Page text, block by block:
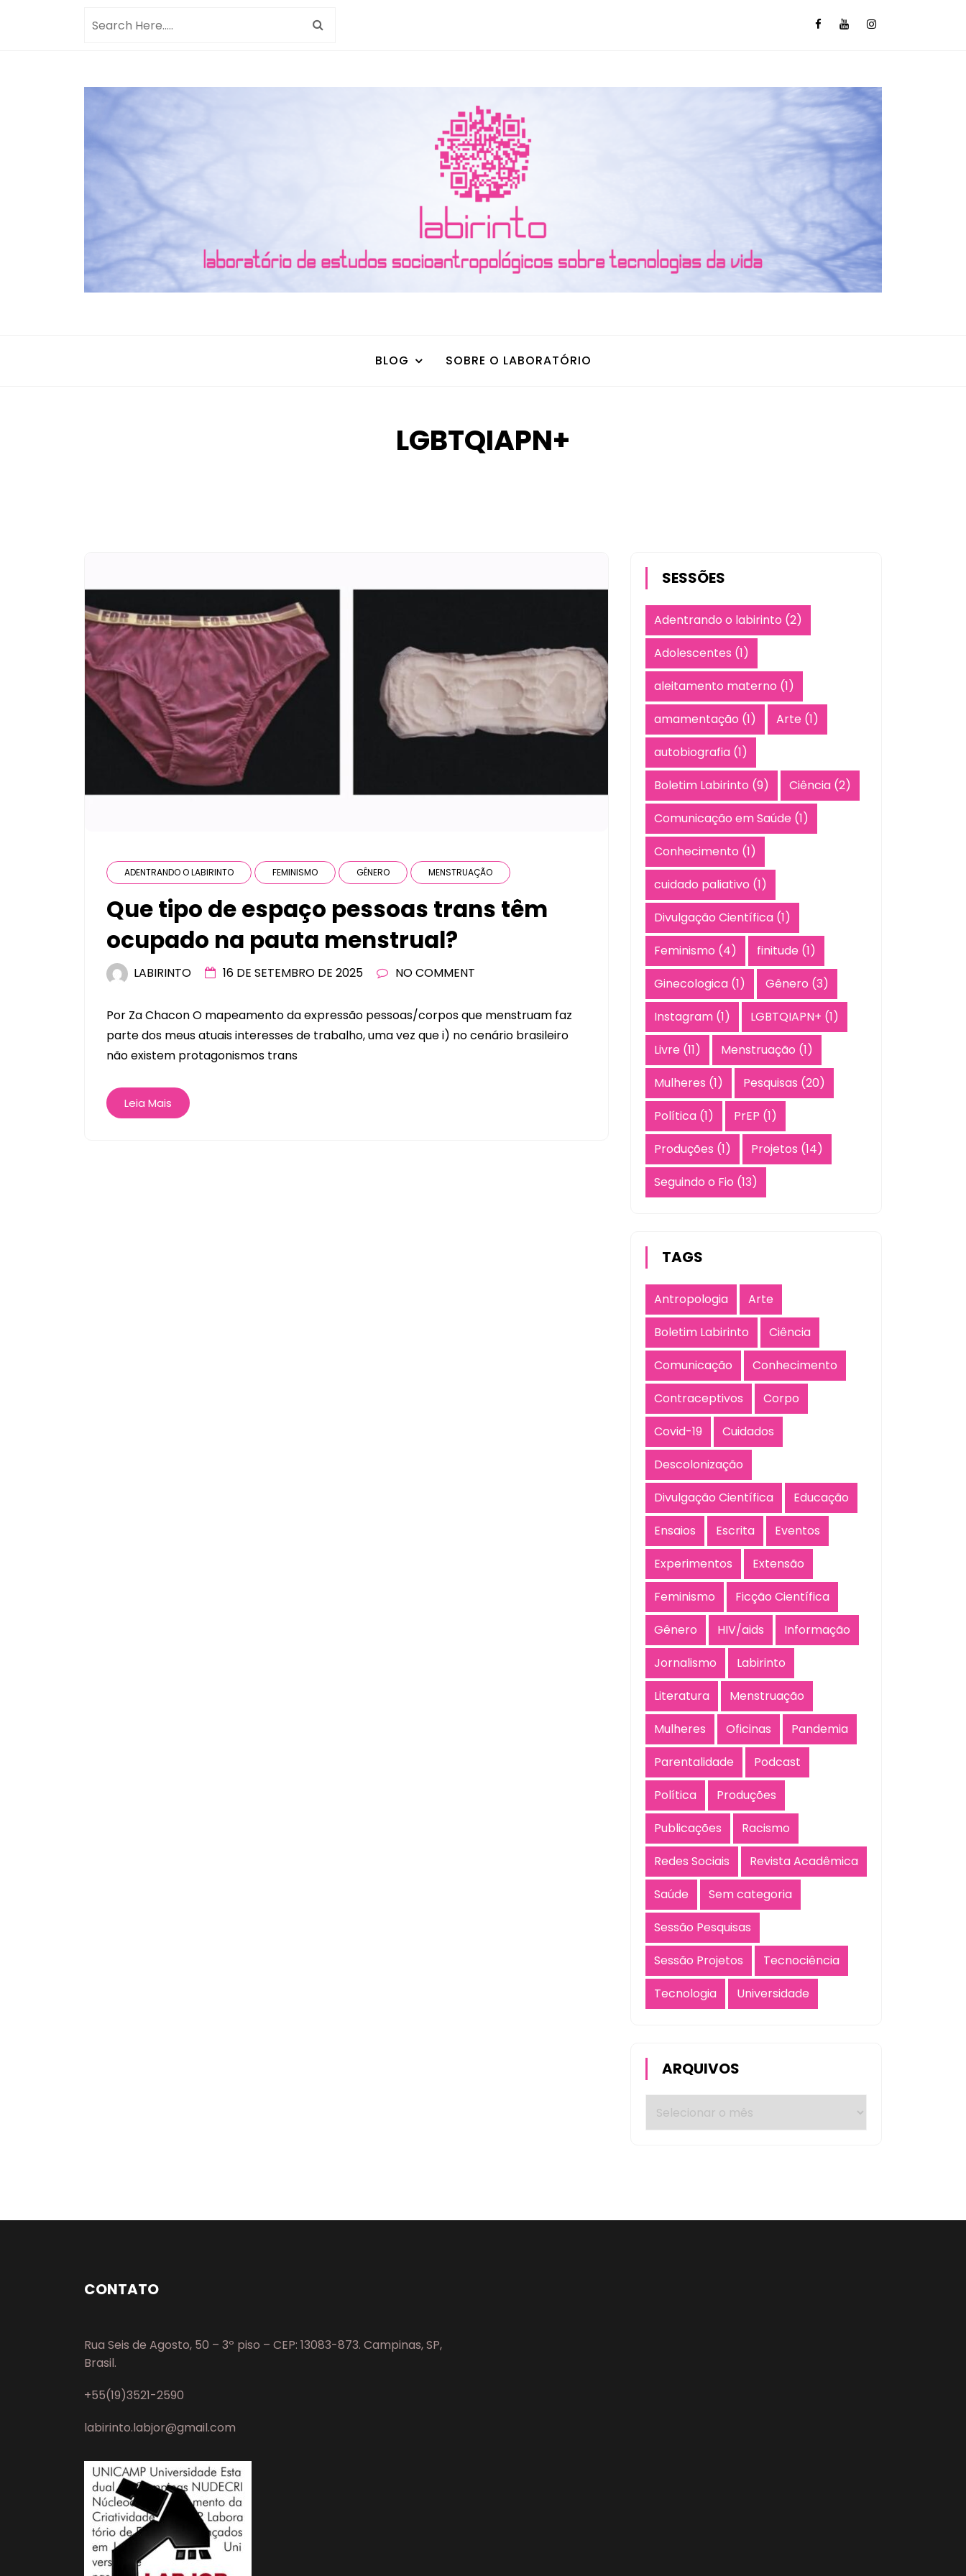
BLOG SOBRE O LABORATÓRIO
LGBTQIAPN+
ADENTRANDO O LABIRINTO FEMINISMO GÊNERO MENSTRUAÇÃO
Que tipo de espaço pessoas trans têm
ocupado na pauta menstrual?
LABIRINTO 16 DE SETEMBRO DE 2025 NO COMMENT
Por Za Chacon O mapeamento da expressão pessoas/corpos que menstruam faz
parte dos meus atuais interesses de trabalho, uma vez que i) no cenário brasileiro
não existem protagonismos trans
Leia Mais
SESSÕES
Adentrando o labirinto (2)
Adolescentes (1)
aleitamento materno (1)
amamentação (1) Arte (1)
autobiografia (1)
Boletim Labirinto (9) Ciência (2)
Comunicação em Saúde (1)
Conhecimento (1)
cuidado paliativo (1)
Divulgação Científica (1)
Feminismo (4) finitude (1)
Ginecologica (1) Gênero (3)
Instagram (1) LGBTQIAPN+ (1)
Livre (11) Menstruação (1)
Mulheres (1) Pesquisas (20)
Política (1) PrEP (1)
Produções (1) Projetos (14)
Seguindo o Fio (13)
TAGS
Antropologia
Arte
Boletim Labirinto
Ciência
Comunicação
Conhecimento
Contraceptivos
Corpo
Covid-19
Cuidados
Descolonização
Divulgação Científica
Educação
Ensaios
Escrita
Eventos
Experimentos
Extensão
Feminismo
Ficção Científica
Gênero
HIV/aids
Informação
Jornalismo
Labirinto
Literatura
Menstruação
Mulheres
Oficinas
Pandemia
Parentalidade
Podcast
Política
Produções
Publicações
Racismo
Redes Sociais
Revista Acadêmica
Saúde
Sem categoria
Sessão Pesquisas
Sessão Projetos
Tecnociência
Tecnologia
Universidade
ARQUIVOS
CONTATO
Rua Seis de Agosto, 50 – 3º piso – CEP: 13083-873. Campinas, SP,
Brasil.
+55(19)3521-2590
labirinto.labjor@gmail.com